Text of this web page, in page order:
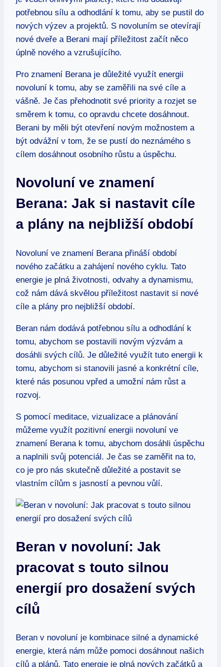
potřebnou sílu a odhodlání k tomu,‍ aby se pustil do⁣
nových výzev a projektů. S ⁣novoluním se⁤ otevírají⁢
nové dveře a‌ Berani mají ⁢příležitost začít něco
úplně​ nového⁣ a vzrušujícího.
Pro znamení Berana ​je důležité využít energii
novoluní k tomu, aby se zaměřili na své cíle a
vášně. Je čas přehodnotit své priority ‍a rozjet se
směrem k tomu, co ‌opravdu chcete‌ dosáhnout.⁤
Berani by ⁢měli⁤ být​ otevření ‍novým možnostem​ a‍
být odvážní⁤ v ​tom, že se pustí do neznámého s
cílem‍ dosáhnout ⁢osobního růstu a úspěchu.
Novoluní⁣ ve znamení
Berana: Jak si nastavit cíle
a plány ⁤na ‌nejbližší období
Novoluní ve znamení Berana přináší⁣ období
nového‌ začátku a zahájení nového cyklu. Tato‍
energie je plná životnosti, odvahy a⁤ dynamismu,
což nám dává skvělou‌ příležitost nastavit si nové‌
cíle a plány pro nejbližší ⁣období.
Beran nám dodává potřebnou sílu ‌a odhodlání‌ k
tomu, ‍abychom se postavili novým⁤ výzvám a​
dosáhli ⁢svých cílů. Je ​důležité využít tuto energii k
tomu, ‌abychom si stanovili​ jasné a konkrétní cíle,
které nás posunou vpřed a umožní nám ​růst a
rozvoj.
S pomocí‌ meditace, vizualizace a plánování
můžeme využít pozitivní energii novoluní ve
znamení Berana k tomu, abychom dosáhli úspěchu
​a naplnili svůj potenciál. Je čas se ‌zaměřit ⁢na to,
co⁣ je pro nás ⁤skutečně důležité a ⁢postavit se⁣
vlastním cílům ‍s jasností a pevnou vůlí.
Beran v novoluní: Jak
pracovat s ‍touto silnou
energií pro dosažení svých
cílů
Beran v novoluní je ⁢kombinace silné a dynamické
energie, ⁤která nám může ‍pomoci dosáhnout ⁣našich
cílů a plánů. Tato energie‍ je plná⁤ nových​ začátků a